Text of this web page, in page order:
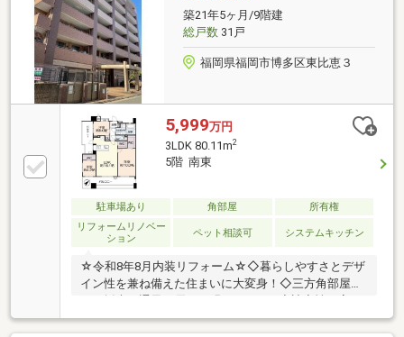
の住まい探しをお手伝いします ━━━━━・・・物件
の詳細・ご相談はお気軽にお問い合わせください。
築21年5ヶ月/9階建
総戸数31戸
福岡県福岡市博多区東比恵３
5,999万円
3LDK 80.11m2
5階 南東
駐車場あり 角部屋
所有権
リフォームリノベー
ション
ペット相談可 システムキッチン
☆令和8年8月内装リフォーム☆◇暮らしやすさとデザ
イン性を兼ね備えた住まいに大変身！◇三方角部屋
二重床構造なのも魅力的☆◇わんちゃん・ねこちゃん